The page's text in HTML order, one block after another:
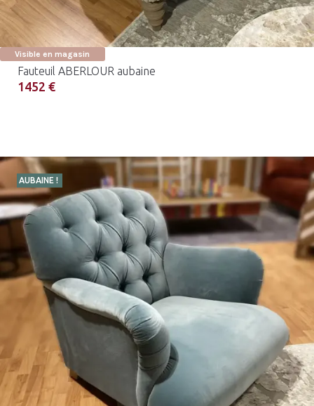
Visible en magasin
Fauteuil ABERLOUR aubaine
1452 €
AUBAINE !